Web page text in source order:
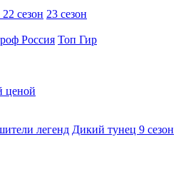
22 сезон 23 сезон
Россия Топ Гир
ценой
легенд Дикий тунец 9 сезон